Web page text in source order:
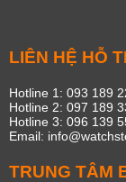
LIÊN HỆ HỖ
Hotline 1: 093 189
Hotline 2: 097 189
Hotline 3: 096 139
Email:
TRUNG TÂM